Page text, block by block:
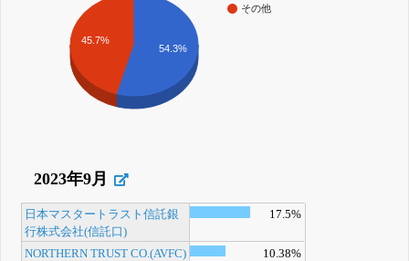
その他
45.7%
54.3%
2023年9月
日本マスタートラスト信託銀
行株式会社(信託口)
17.5%
NORTHERN TRUST CO.(AVFC)
10.38%